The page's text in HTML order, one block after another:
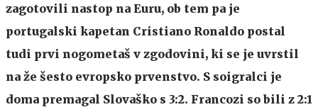
zagotovili nastop na Euru, ob tem pa je
portugalski kapetan Cristiano Ronaldo postal
tudi prvi nogometaš v zgodovini, ki se je uvrstil
na že šesto evropsko prvenstvo. S soigralci je
doma premagal Slovaško s 3:2. Francozi so bili z 2:1